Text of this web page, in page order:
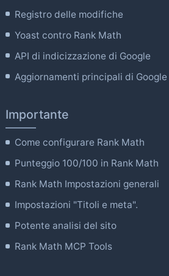
Registro delle modifiche
Yoast contro Rank Math
API di indicizzazione di Google
Aggiornamenti principali di Google
Importante
Come configurare Rank Math
Punteggio 100/100 in Rank Math
Rank Math Impostazioni generali
Impostazioni "Titoli e meta".
Potente analisi del sito
Rank Math MCP Tools